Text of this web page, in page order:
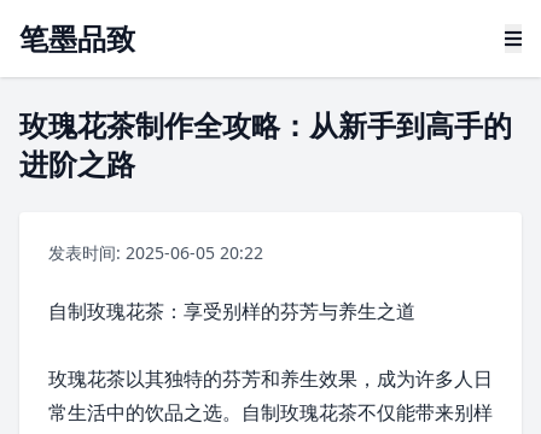
笔墨品致
玫瑰花茶制作全攻略：从新手到高手的
进阶之路
发表时间: 2025-06-05 20:22
自制玫瑰花茶：享受别样的芬芳与养生之道
玫瑰花茶以其独特的芬芳和养生效果，成为许多人日
常生活中的饮品之选。自制玫瑰花茶不仅能带来别样